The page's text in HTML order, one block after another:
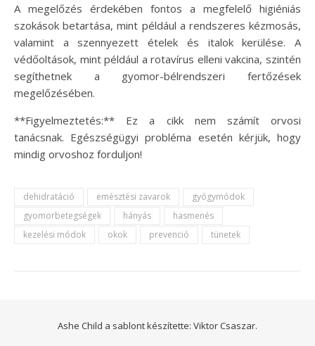
A megelőzés érdekében fontos a megfelelő higiéniás
szokások betartása, mint például a rendszeres kézmosás,
valamint a szennyezett ételek és italok kerülése. A
védőoltások, mint például a rotavírus elleni vakcina, szintén
segíthetnek a gyomor-bélrendszeri fertőzések
megelőzésében.
**Figyelmeztetés:** Ez a cikk nem számít orvosi
tanácsnak. Egészségügyi probléma esetén kérjük, hogy
mindig orvoshoz forduljon!
dehidratáció emésztési zavarok
gyógymódok
gyomorbetegségek
hányás
hasmenés
kezelési módok
okok prevenció tünetek
Ashe Child a sablont készítette: Viktor Csaszar.